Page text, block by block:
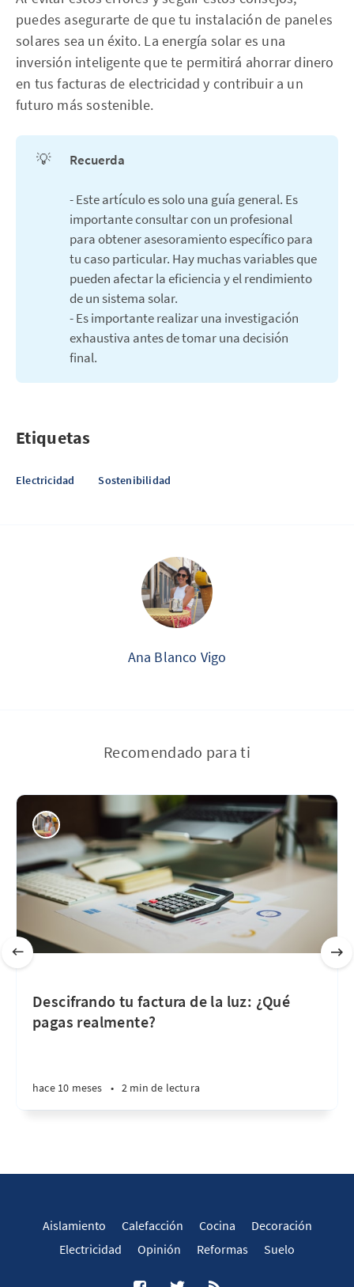
puedes asegurarte de que tu instalación de paneles
solares sea un éxito. La energía solar es una
inversión inteligente que te permitirá ahorrar dinero
en tus facturas de electricidad y contribuir a un
futuro más sostenible.
💡 Recuerda
- Este artículo es solo una guía general. Es
importante consultar con un profesional
para obtener asesoramiento específico para
tu caso particular. Hay muchas variables que
pueden afectar la eficiencia y el rendimiento
de un sistema solar.
- Es importante realizar una investigación
exhaustiva antes de tomar una decisión
final.
Etiquetas
Electricidad Sostenibilidad
Ana Blanco Vigo
Recomendado para ti
Descifrando tu factura de la luz: ¿Qué
pagas realmente?
hace 10 meses • 2 min de lectura
Aislamiento Calefacción Cocina
Decoración
Electricidad
Opinión Reformas Suelo